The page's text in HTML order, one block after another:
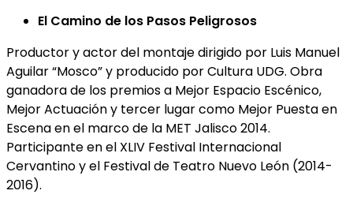
El Camino de los Pasos Peligrosos
Productor y actor del montaje dirigido por Luis Manuel
Aguilar “Mosco” y producido por Cultura UDG. Obra
ganadora de los premios a Mejor Espacio Escénico,
Mejor Actuación y tercer lugar como Mejor Puesta en
Escena en el marco de la MET Jalisco 2014.
Participante en el XLIV Festival Internacional
Cervantino y el Festival de Teatro Nuevo León (2014-
2016).